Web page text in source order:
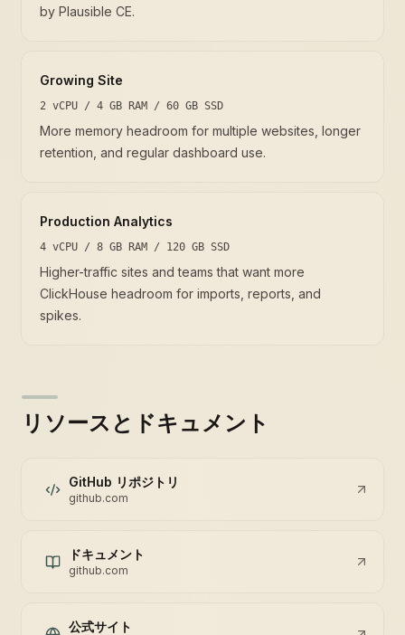
by Plausible CE.
Growing Site
2 vCPU / 4 GB RAM / 60 GB SSD
More memory headroom for multiple websites, longer
retention, and regular dashboard use.
Production Analytics
4 vCPU / 8 GB RAM / 120 GB SSD
Higher-traffic sites and teams that want more
ClickHouse headroom for imports, reports, and
spikes.
リソースとドキュメント
GitHub リポジトリ
github.com
ドキュメント
github.com
公式サイト